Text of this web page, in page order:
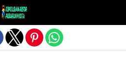
version